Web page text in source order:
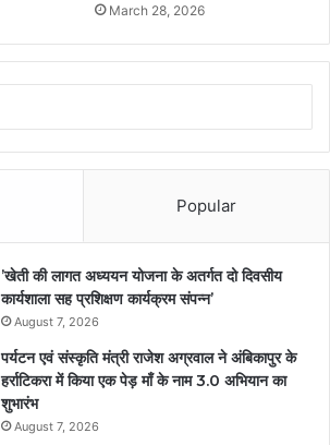
March 28, 2026
Popular
’खेती की लागत अध्ययन योजना के अतर्गत दो दिवसीय
कार्यशाला सह प्रशिक्षण कार्यक्रम संपन्न’
August 7, 2026
पर्यटन एवं संस्कृति मंत्री राजेश अग्रवाल ने अंबिकापुर के
हर्राटिकरा में किया एक पेड़ माँ के नाम 3.0 अभियान का
शुभारंभ
August 7, 2026